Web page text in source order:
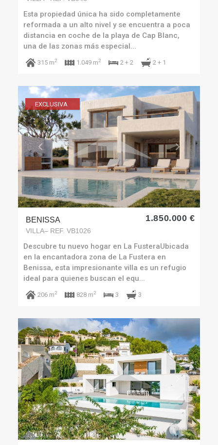
Esta propiedad única ha sido completamente
reformada a un alto nivel y se encuentra a poca
distancia en coche de la playa de Cap Blanc,
una de las zonas más especial...
315 m2 1.049 m2 2 + 2 2 + 1
EXCLUSIVA
Previous Next
BENISSA
VILLA– REF. VB1026
1.850.000 €
Descubre tu nuevo hogar en La FusteraUbicada
en la encantadora zona de La Fustera en
Benissa, esta impresionante villa es un refugio
ideal para quienes buscan el equ...
206 m2 828 m2 3 3
Previous Next